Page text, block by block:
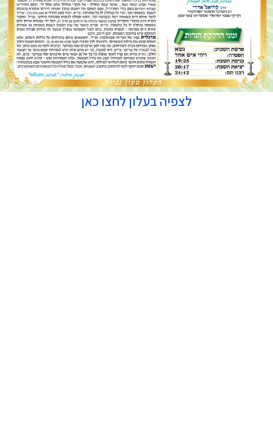
לצפיה בעלון לחצו כאן